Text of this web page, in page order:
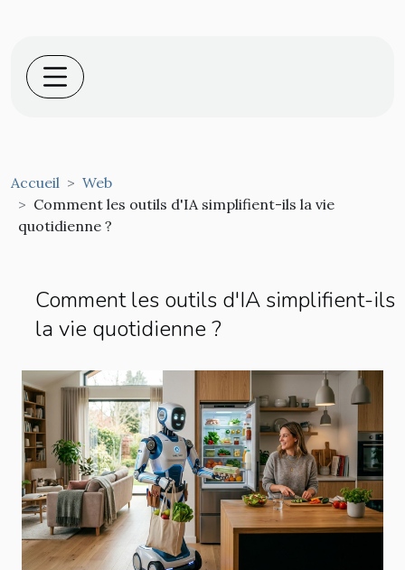
Accueil
Web
Comment les outils d'IA simplifient-ils la vie
quotidienne ?
Comment les outils d'IA simplifient-ils
la vie quotidienne ?